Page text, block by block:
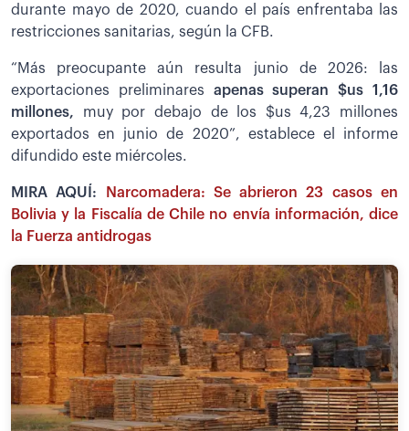
durante mayo de 2020, cuando el país enfrentaba las
restricciones sanitarias, según la CFB.
“Más preocupante aún resulta junio de 2026: las
exportaciones preliminares apenas superan $us 1,16
millones, muy por debajo de los $us 4,23 millones
exportados en junio de 2020”, establece el informe
difundido este miércoles.
MIRA AQUÍ:
Narcomadera: Se abrieron 23 casos en
Bolivia y la Fiscalía de Chile no envía información, dice
la Fuerza antidrogas